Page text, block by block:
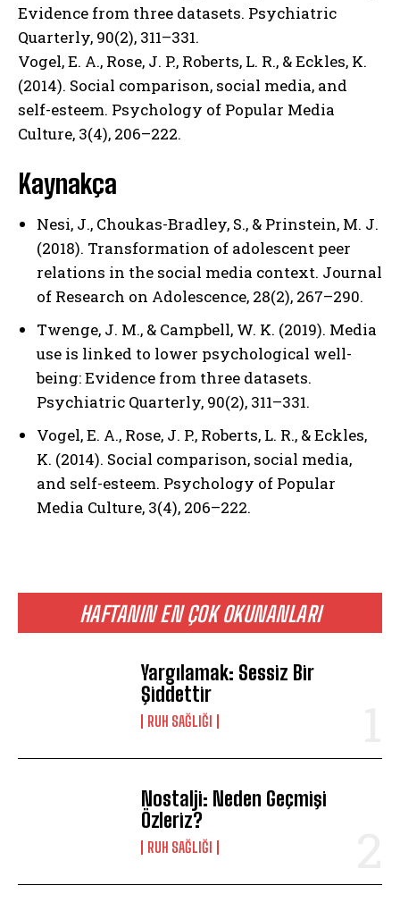
ABONE OL
Gizlilik politikasını
HAFTANIN EN ÇOK OKUNANLARI
Yargılamak: Sessiz Bir
Şiddettir
⁠RUH SAĞLIĞI
Nostalji: Neden Geçmişi
Özleriz?
⁠RUH SAĞLIĞI
Evidence from three datasets. Psychiatric
Quarterly, 90(2), 311–331.
Vogel, E. A., Rose, J. P., Roberts, L. R., & Eckles, K.
(2014). Social comparison, social media, and
self-esteem. Psychology of Popular Media
Culture, 3(4), 206–222.
Kaynakça
Nesi, J., Choukas-Bradley, S., & Prinstein, M. J.
(2018). Transformation of adolescent peer
relations in the social media context. Journal
of Research on Adolescence, 28(2), 267–290.
Twenge, J. M., & Campbell, W. K. (2019). Media
use is linked to lower psychological well-
being: Evidence from three datasets.
Psychiatric Quarterly, 90(2), 311–331.
Vogel, E. A., Rose, J. P., Roberts, L. R., & Eckles,
K. (2014). Social comparison, social media,
and self-esteem. Psychology of Popular
Media Culture, 3(4), 206–222.